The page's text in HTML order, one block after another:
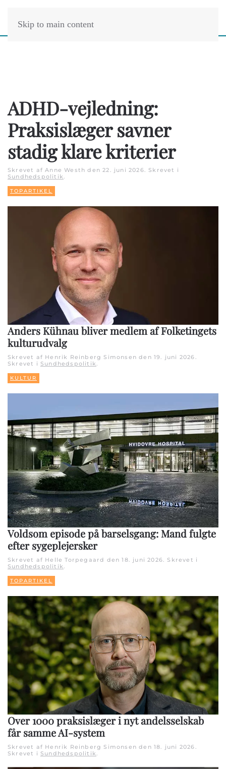
Skip to main content
ADHD-vejledning:
Praksislæger savner
stadig klare kriterier
Skrevet af Anne Westh den22. juni 2026. Skrevet i
Sundhedspolitik.
TOPARTIKEL
Anders Kühnau bliver medlem af Folketingets
kulturudvalg
Skrevet af Henrik Reinberg Simonsen den 19. juni 2026.
Skrevet i Sundhedspolitik.
KULTUR
Voldsom episode på barselsgang: Mand fulgte
efter sygeplejersker
Skrevet af Helle Torpegaard den18. juni 2026. Skrevet i
Sundhedspolitik.
TOPARTIKEL
Over 1000 praksislæger i nyt andelsselskab
får samme AI-system
Skrevet af Henrik Reinberg Simonsen den 18. juni 2026.
Skrevet i Sundhedspolitik.